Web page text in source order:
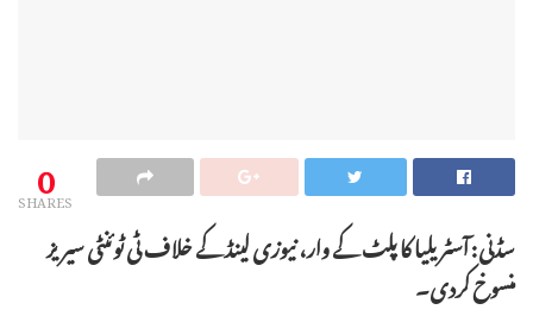
0
SHARES
سڈنی: آسٹریلیا کا پلٹ کے وار، نیوزی لینڈ کے خلاف ٹی ٹوئنٹی سیریز
منسوخ کردی۔